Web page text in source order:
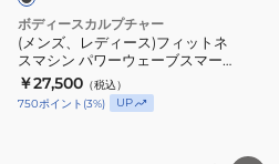
ィ
ッ
ト
ネ
ボディースカルプチャー
(メンズ、レディース)フィットネ
スマシン パワーウェーブスマート
3IN1 TKS02HM018. 振動マシン
エクササイズ
￥27,500 （税込）
750ポイント (3%) UP